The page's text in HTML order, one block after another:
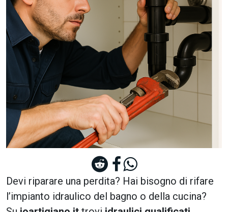
Devi riparare una perdita? Hai bisogno di rifare
l’impianto idraulico del bagno o della cucina?